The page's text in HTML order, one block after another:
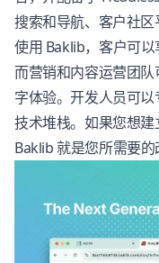
搜索和导航、客户社
使用 Baklib，客户可以
而营销和内容运营团
字体验。开发人员可
技术堆栈。如果您想建
Baklib 就是您所需要的